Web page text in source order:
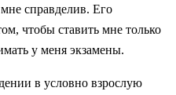
справделив. Его
чтобы ставить мне только
у меня экзамены.
в условно взрослую